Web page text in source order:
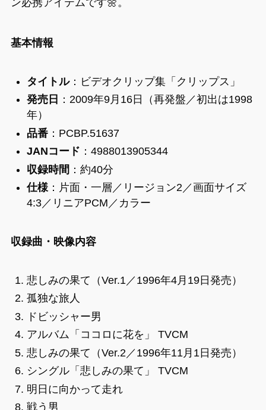
ン必携アイテムです🌼。
基本情報
タイトル：ビデオクリップ集「クリップス」
発売日 ：2009年9月16日（再発盤／初出は1998
年）
品番：PCBP.51637
JANコード ：4988013905344
収録時間 ：約40分
仕様：片面・一層／リージョン2／画面サイズ
4:3／リニアPCM／カラー
収録曲・映像内容
悲しみの果て（Ver.1／1996年4月19日発売）
孤独な旅人
ドビッシャー男
アルバム「ココロに花を」 TVCM
悲しみの果て（Ver.2／1996年11月1日発売）
シングル「悲しみの果て」 TVCM
明日に向かって走れ
戦う男